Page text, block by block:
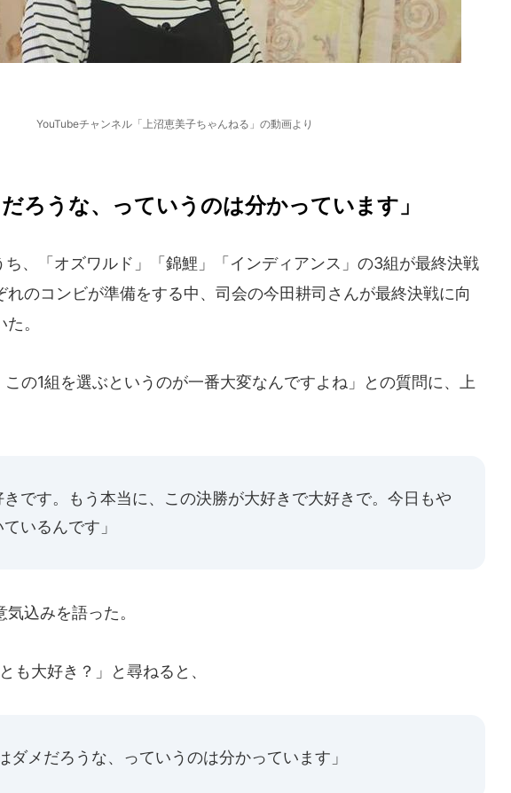
YouTubeチャンネル「上沼恵美子ちゃんねる」の動画より
だろうな、っていうのは分かっています」
、「オズワルド」「錦鯉」「インディアンス」の3組が最終決戦
れのコンビが準備をする中、司会の今田耕司さんが最終決戦に向
。
の1組を選ぶというのが一番大変なんですよね」との質問に、上
きです。もう本当に、この決勝が大好きで大好きで。今日もや
いるんです」
込みを語った。
も大好き？」と尋ねると、
ダメだろうな、っていうのは分かっています」